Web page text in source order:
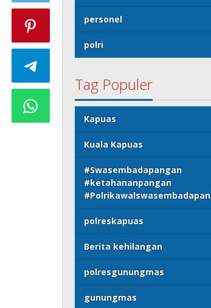
personel
polri
Tag Populer
Kapuas
Kuala Kapuas
#Swasembadapangan
#ketahananpangan
polreskapuas
Berita kehilangan
polresgunungmas
gunungmas